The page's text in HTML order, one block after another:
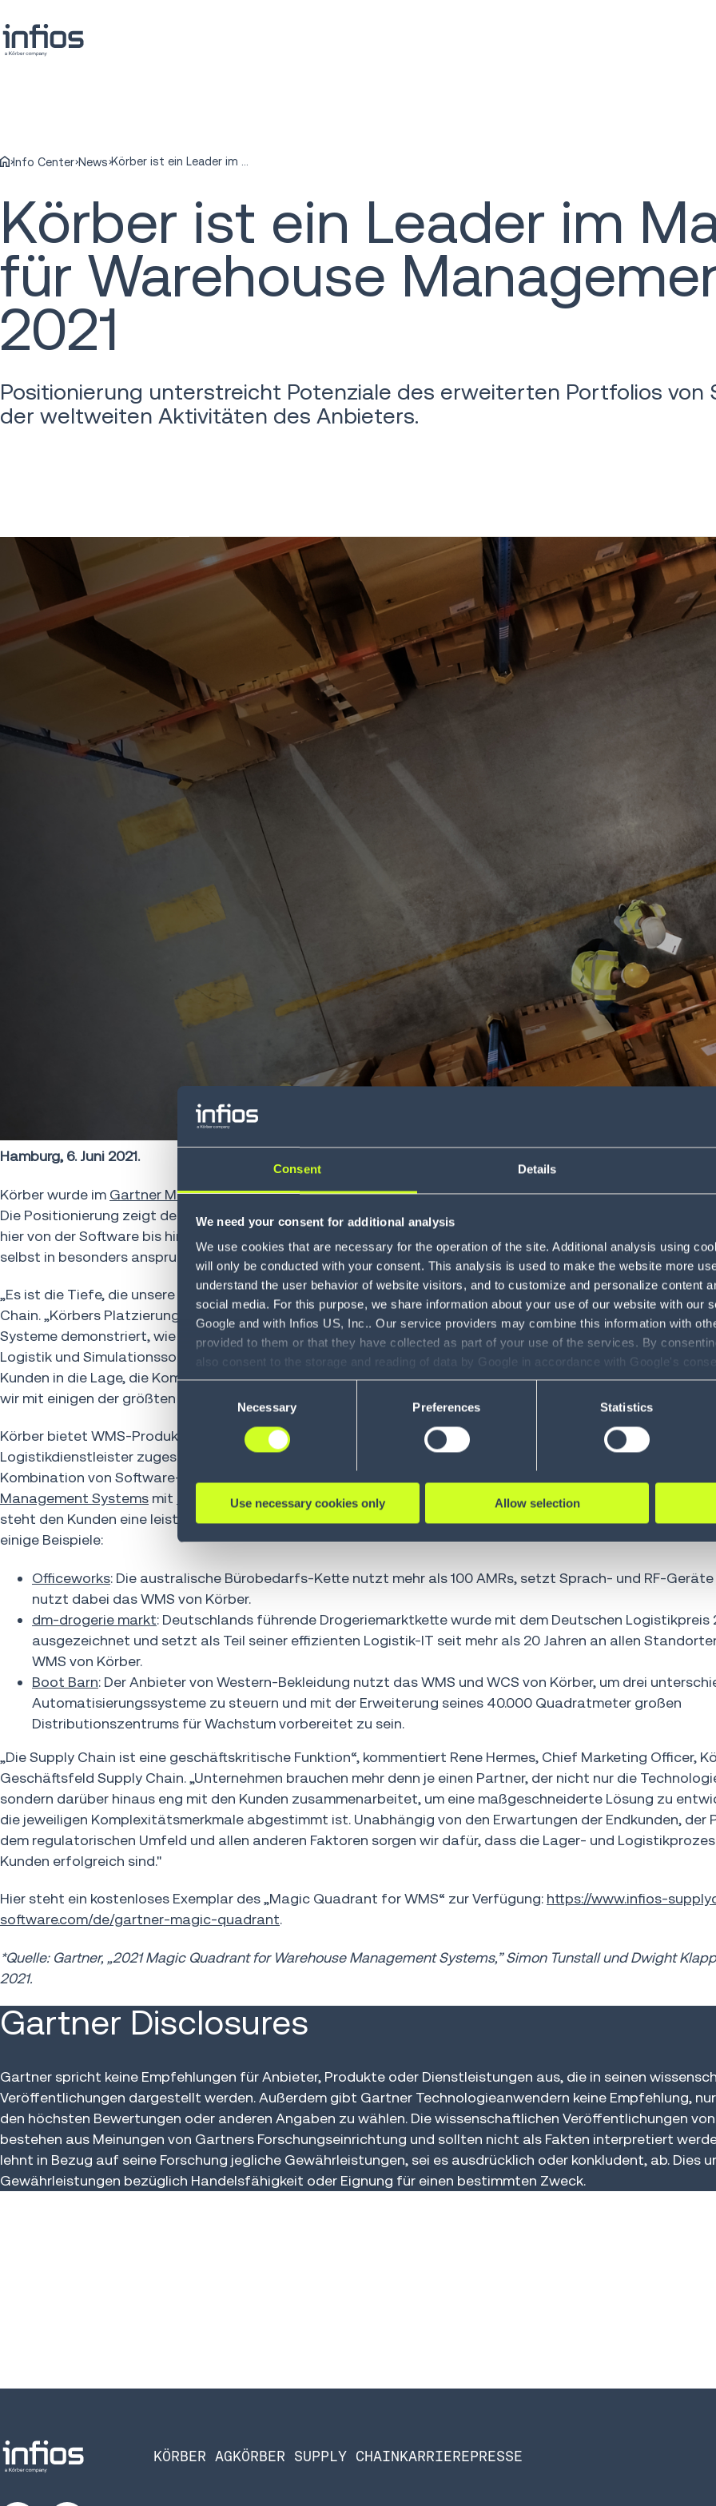
Consent Details
We need your consent for additional analysis
We use cookies that are necessary for the operation of the site. Additional analysis using
will only be conducted with your consent. This analysis is used to make the website more
understand the user behavior of website visitors, and to customize and personalize content
social media. For this purpose, we share information about your use of our website with our
Google and with Infios US, Inc.. Our service providers may combine this information with
provided to them or that they have collected as part of your use of the services. By
also consent to the storage and reading of data by Google in accordance with Google's
information, including the ability to revoke your consent and the service providers we use,
see Privacy Policy
Necessary Preferences Statistics
Use necessary cookies only Allow selection
Info Center News
Körber ist ein Leader im
für Warehouse
2021
Positionierung unterstreicht Potenziale des erweiterten Portfolios von
der weltweiten Aktivitäten des Anbieters.
Hamburg, 6. Juni 2021.
Körber wurde im Gartner Magic Quadrant für Warehouse Management Systeme (WMS) 2021als ein Leader
Die Positionierung zeigt deutlich die Potenziale der anspruchsvollen Lösungen des Unternehmens auf. Die
hier von der Software bis hin zur Materialflussautomatisierung. So können die Systeme die Komplexität der
selbst in besonders anspruchsvollen Umgebungen bewältigen.
„Es ist die Tiefe, die unsere Lösungen auszeichnet", erklärt Chad Collins, CEO Software, Kӧrber-
Chain. „Körbers Platzierung das dritte Mal in Folge als ein Leader im Gartner Magic Quadrant für Warehouse
Systeme demonstriert, wie wir ein komplettes Produktportfolio einschließlich Software zur Steuerung der
Logistik und Simulationssoftware sowie Sprach- und Robotertechnik zusammengestellt haben. Dieses
Kunden in die Lage, die Komplexität ihrer Logistikabläufe optimal zu bewältigen. Dank unserer weltweiten
wir mit einigen der größten Unternehmen zusammenarbeiten."
Körber bietet WMS-Produkte, die jeweils präzise auf die Bedürfnisse kleiner Unternehmen, globaler Konzerne
Logistikdienstleister zugeschnitten sind. Dabei verzeichnet Körber einen starken Nachfrageanstieg im
Kombination von Software- und Automatisierungslösungen. Durch die nahtlose Integration des K.Motion
Management Systems mit autonomen mobilen Robotern (AMR) und dem K.MotionWarehouse Control
steht den Kunden eine leistungsstarke Logistics Suite zur Verfügung, um die Prozesse im Fulfillment zu
einige Beispiele:
Officeworks: Die australische Bürobedarfs-Kette nutzt mehr als 100 AMRs, setzt Sprach- und RF-Geräte
nutzt dabei das WMS von Körber.
dm-drogerie markt: Deutschlands führende Drogeriemarktkette wurde mit dem Deutschen Logistikpreis
ausgezeichnet und setzt als Teil seiner effizienten Logistik-IT seit mehr als 20 Jahren an allen
WMS von Körber.
Boot Barn: Der Anbieter von Western-Bekleidung nutzt das WMS und WCS von Körber, um drei
Automatisierungssysteme zu steuern und mit der Erweiterung seines 40.000 Quadratmeter großen
Distributionszentrums für Wachstum vorbereitet zu sein.
„Die Supply Chain ist eine geschäftskritische Funktion“, kommentiert Rene Hermes, Chief Marketing Officer,
Geschäftsfeld Supply Chain. „Unternehmen brauchen mehr denn je einen Partner, der nicht nur die
sondern darüber hinaus eng mit den Kunden zusammenarbeitet, um eine maßgeschneiderte Lösung zu
die jeweiligen Komplexitätsmerkmale abgestimmt ist. Unabhängig von den Erwartungen der Endkunden, der
dem regulatorischen Umfeld und allen anderen Faktoren sorgen wir dafür, dass die Lager- und
Kunden erfolgreich sind."
Hier steht ein kostenloses Exemplar des „Magic Quadrant for WMS“ zur Verfügung: https://www.infios-
software.com/de/gartner-magic-quadrant.
*Quelle: Gartner, „2021 Magic Quadrant for Warehouse Management Systems,” Simon Tunstall und Dwight
2021.
Gartner Disclosures
Gartner spricht keine Empfehlungen für Anbieter, Produkte oder Dienstleistungen aus, die in seinen
Veröffentlichungen dargestellt werden. Außerdem gibt Gartner Technologieanwendern keine Empfehlung,
den höchsten Bewertungen oder anderen Angaben zu wählen. Die wissenschaftlichen Veröffentlichungen
bestehen aus Meinungen von Gartners Forschungseinrichtung und sollten nicht als Fakten interpretiert
lehnt in Bezug auf seine Forschung jegliche Gewährleistungen, sei es ausdrücklich oder konkludent, ab. Dies
Gewährleistungen bezüglich Handelsfähigkeit oder Eignung für einen bestimmten Zweck.
KÖRBER AGKÖRBER SUPPLY CHAINKARRIEREPRESSE